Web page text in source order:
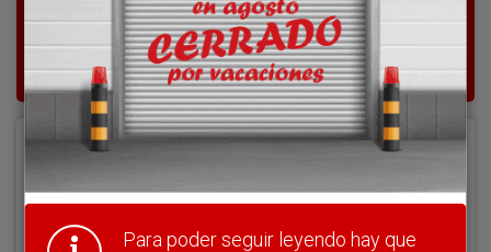
Para poder seguir leyendo hay que estar
suscrito a Transporte XXI, el periódico
del transporte y la logística en España.
Acceder
Nombre de usuario
Para poder seguir leyendo hay que